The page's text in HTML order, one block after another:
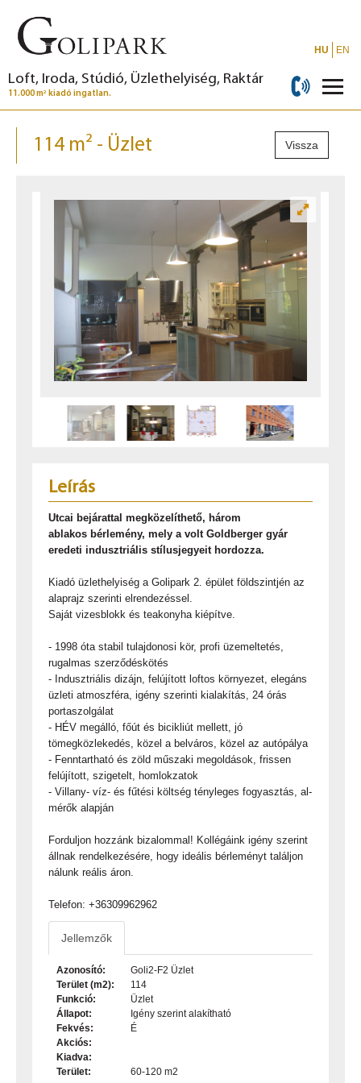
Loft, Iroda, Stúdió, Üzlethelyiség, Raktár
11.000 m2 kiadó ingatlan.
HU EN
114 m² - Üzlet Vissza
Leírás
Utcai bejárattal megközelíthető, három
ablakos bérlemény, mely a volt Goldberger gyár
eredeti indusztriális stílusjegyeit hordozza.
Kiadó üzlethelyiség a Golipark 2. épület földszintjén az
alaprajz szerinti elrendezéssel.
Saját vizesblokk és teakonyha kiépítve.
- 1998 óta stabil tulajdonosi kör, profi üzemeltetés,
rugalmas szerződéskötés
- Indusztriális dizájn, felújított loftos környezet, elegáns
üzleti atmoszféra, igény szerinti kialakítás, 24 órás
portaszolgálat
- HÉV megálló, főút és bicikliút mellett, jó
tömegközlekedés, közel a belváros, közel az autópálya
- Fenntartható és zöld műszaki megoldások, frissen
felújított, szigetelt, homlokzatok
- Villany- víz- és fűtési költség tényleges fogyasztás, al-
mérők alapján
Forduljon hozzánk bizalommal! Kollégáink igény szerint
állnak rendelkezésére, hogy ideális bérleményt találjon
nálunk reális áron.
Telefon: +36309962962
Jellemzők
Azonosító:
Goli2-F2 Üzlet
Terület (m2):
114
Funkció:
Üzlet
Állapot:
Igény szerint alakítható
Fekvés:
É
Akciós:
Kiadva:
Terület:
60-120 m2